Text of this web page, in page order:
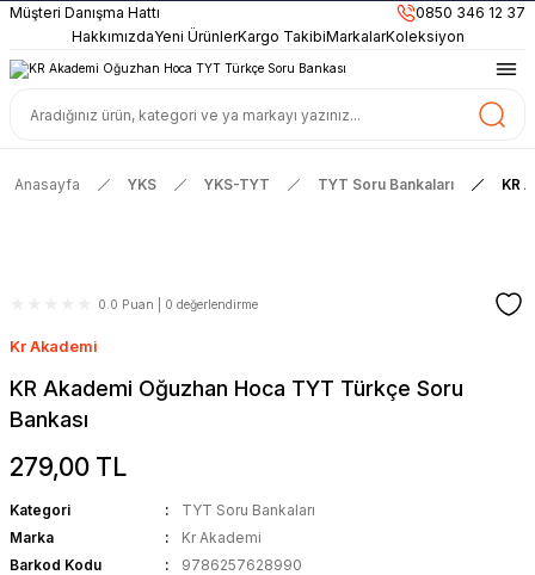
899TLve Üzeri Alışverişlerinizde
KARGO BEDAVA
Güncel ve Sınav Odaklı Kaynaklar
HakkımızdaYeni ÜrünlerKargo TakibiMarkalarKoleksiyon
Müşteri Danışma Hattı 0850 346 12 37
Anasayfa YKS YKS-TYT TYT Soru Bankaları KR
0.0 Puan | 0 değerlendirme
Kr Akademi
KR Akademi Oğuzhan Hoca TYT Türkçe Soru
Bankası
279,00 TL
Kategori
TYT Soru Bankaları
Marka
Kr Akademi
Barkod Kodu
9786257628990